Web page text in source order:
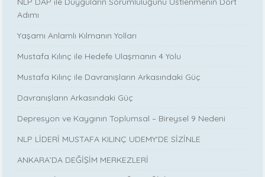
Adımı
Yaşamı Anlamlı Kılmanın Yolları
Mustafa Kılınç ile Hedefe Ulaşmanın 4 Yolu
Mustafa Kılınç ile Davranışların Arkasındaki Güç
Davranışların Arkasındaki Güç
Depresyon ve Kaygının Toplumsal – Bireysel 9 Nedeni
NLP LİDERİ MUSTAFA KILINÇ UDEMY'DE SİZİNLE
ANKARA’DA DEĞİŞİM MERKEZLERİ